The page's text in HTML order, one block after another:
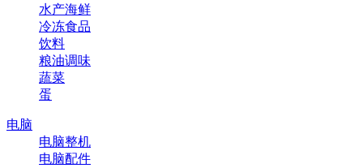
水产海鲜
冷冻食品
饮料
粮油调味
蔬菜
蛋
电脑
电脑整机
电脑配件